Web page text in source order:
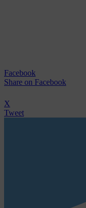
Facebook
Share on Facebook
X
Tweet